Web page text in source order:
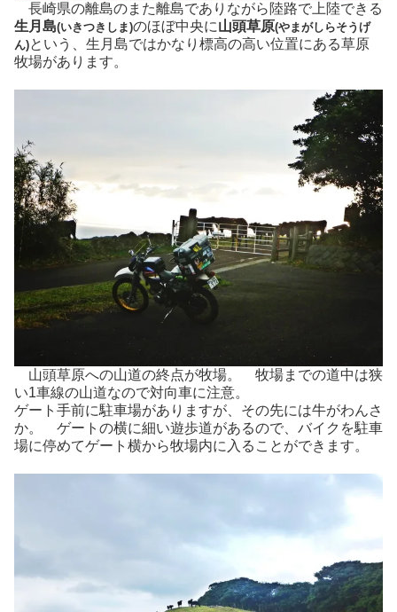
長崎県の離島のまた離島でありながら陸路で上陸できる
生月島(いきつきしま)のほぼ中央に山頭草原(やまがしらそうげ
ん)という、生月島ではかなり標高の高い位置にある草原
牧場があります。
山頭草原への山道の終点が牧場。 牧場までの道中は狭
い1車線の山道なので対向車に注意。
ゲート手前に駐車場がありますが、その先には牛がわんさ
か。 ゲートの横に細い遊歩道があるので、バイクを駐車
場に停めてゲート横から牧場内に入ることができます。